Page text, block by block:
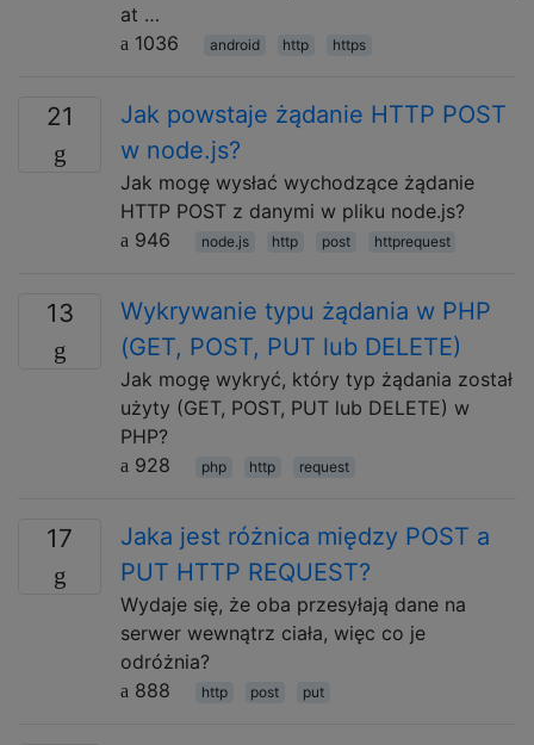
at …
1036
android http https
21
Jak powstaje żądanie HTTP POST
w node.js?
Jak mogę wysłać wychodzące żądanie
HTTP POST z danymi w pliku node.js?
946
node.js http post httprequest
13
Wykrywanie typu żądania w PHP
(GET, POST, PUT lub DELETE)
Jak mogę wykryć, który typ żądania został
użyty (GET, POST, PUT lub DELETE) w
PHP?
928
php http request
17
Jaka jest różnica między POST a
PUT HTTP REQUEST?
Wydaje się, że oba przesyłają dane na
serwer wewnątrz ciała, więc co je
odróżnia?
888
http post put